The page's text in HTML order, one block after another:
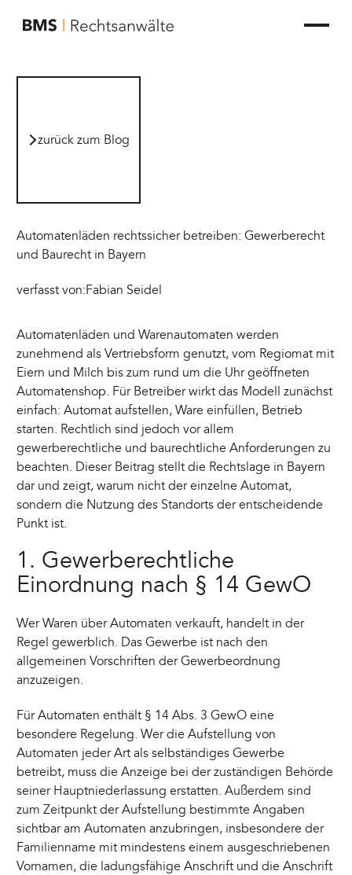
zur Startseite von BMS Rechtsanwälte
zurück zum Blog
Automatenläden rechtssicher betreiben: Gewerberecht
und Baurecht in Bayern
verfasst von:Fabian Seidel
Automatenläden und Warenautomaten werden
zunehmend als Vertriebsform genutzt, vom Regiomat mit
Eiern und Milch bis zum rund um die Uhr geöffneten
Automatenshop. Für Betreiber wirkt das Modell zunächst
einfach: Automat aufstellen, Ware einfüllen, Betrieb
starten. Rechtlich sind jedoch vor allem
gewerberechtliche und baurechtliche Anforderungen zu
beachten. Dieser Beitrag stellt die Rechtslage in Bayern
dar und zeigt, warum nicht der einzelne Automat,
sondern die Nutzung des Standorts der entscheidende
Punkt ist.
1. Gewerberechtliche
Einordnung nach § 14 GewO
Wer Waren über Automaten verkauft, handelt in der
Regel gewerblich. Das Gewerbe ist nach den
allgemeinen Vorschriften der Gewerbeordnung
anzuzeigen.
Für Automaten enthält § 14 Abs. 3 GewO eine
besondere Regelung. Wer die Aufstellung von
Automaten jeder Art als selbständiges Gewerbe
betreibt, muss die Anzeige bei der zuständigen Behörde
seiner Hauptniederlassung erstatten. Außerdem sind
zum Zeitpunkt der Aufstellung bestimmte Angaben
sichtbar am Automaten anzubringen, insbesondere der
Familienname mit mindestens einem ausgeschriebenen
Vornamen, die ladungsfähige Anschrift und die Anschrift